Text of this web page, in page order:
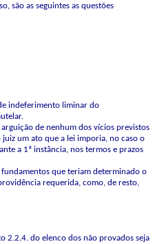
são as seguintes as questões
indeferimento liminar do
de nenhum dos vícios previstos
um ato que a lei imporia, no caso o
a 1ª instância, nos termos e prazos
fundamentos que teriam determinado o
requerida, como, de resto,
2.2.4. do elenco dos não provados seja